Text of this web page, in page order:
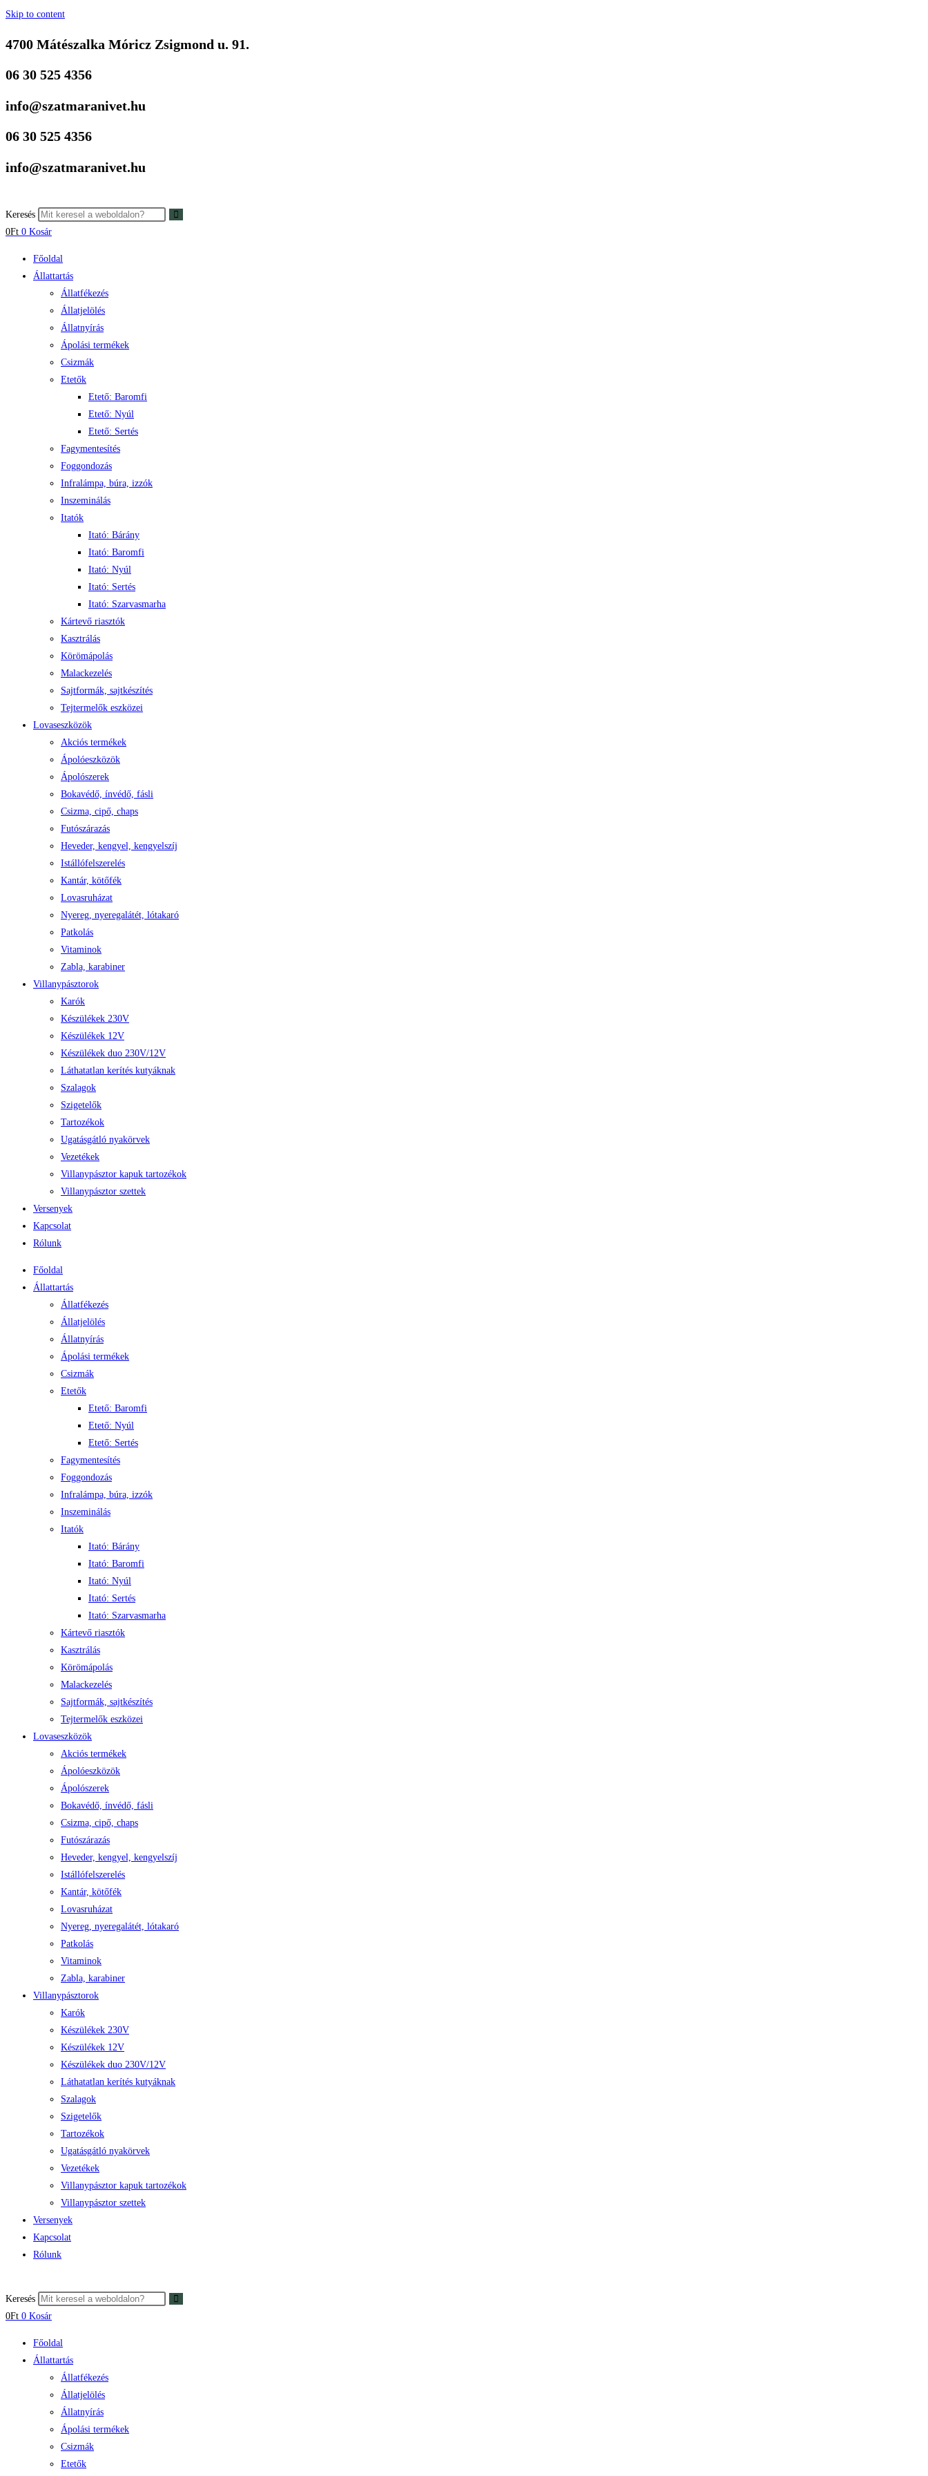
Skip to content
4700 Mátészalka Móricz Zsigmond u. 91.
06 30 525 4356
info@szatmaranivet.hu
06 30 525 4356
info@szatmaranivet.hu
Keresés
0Ft 0 Kosár
Főoldal
Állattartás
Állatfékezés
Állatjelölés
Állatnyírás
Ápolási termékek
Csizmák
Etetők
Etető: Baromfi
Etető: Nyúl
Etető: Sertés
Fagymentesítés
Foggondozás
Infralámpa, búra, izzók
Inszeminálás
Itatók
Itató: Bárány
Itató: Baromfi
Itató: Nyúl
Itató: Sertés
Itató: Szarvasmarha
Kártevő riasztók
Kasztrálás
Körömápolás
Malackezelés
Sajtformák, sajtkészítés
Tejtermelők eszközei
Lovaseszközök
Akciós termékek
Ápolóeszközök
Ápolószerek
Bokavédő, ínvédő, fásli
Csizma, cipő, chaps
Futószárazás
Heveder, kengyel, kengyelszíj
Istállófelszerelés
Kantár, kötőfék
Lovasruházat
Nyereg, nyeregalátét, lótakaró
Patkolás
Vitaminok
Zabla, karabiner
Villanypásztorok
Karók
Készülékek 230V
Készülékek 12V
Készülékek duo 230V/12V
Láthatatlan kerítés kutyáknak
Szalagok
Szigetelők
Tartozékok
Ugatásgátló nyakörvek
Vezetékek
Villanypásztor kapuk tartozékok
Villanypásztor szettek
Versenyek
Kapcsolat
Rólunk
Főoldal
Állattartás
Állatfékezés
Állatjelölés
Állatnyírás
Ápolási termékek
Csizmák
Etetők
Etető: Baromfi
Etető: Nyúl
Etető: Sertés
Fagymentesítés
Foggondozás
Infralámpa, búra, izzók
Inszeminálás
Itatók
Itató: Bárány
Itató: Baromfi
Itató: Nyúl
Itató: Sertés
Itató: Szarvasmarha
Kártevő riasztók
Kasztrálás
Körömápolás
Malackezelés
Sajtformák, sajtkészítés
Tejtermelők eszközei
Lovaseszközök
Akciós termékek
Ápolóeszközök
Ápolószerek
Bokavédő, ínvédő, fásli
Csizma, cipő, chaps
Futószárazás
Heveder, kengyel, kengyelszíj
Istállófelszerelés
Kantár, kötőfék
Lovasruházat
Nyereg, nyeregalátét, lótakaró
Patkolás
Vitaminok
Zabla, karabiner
Villanypásztorok
Karók
Készülékek 230V
Készülékek 12V
Készülékek duo 230V/12V
Láthatatlan kerítés kutyáknak
Szalagok
Szigetelők
Tartozékok
Ugatásgátló nyakörvek
Vezetékek
Villanypásztor kapuk tartozékok
Villanypásztor szettek
Versenyek
Kapcsolat
Rólunk
Keresés
0Ft 0 Kosár
Főoldal
Állattartás
Állatfékezés
Állatjelölés
Állatnyírás
Ápolási termékek
Csizmák
Etetők